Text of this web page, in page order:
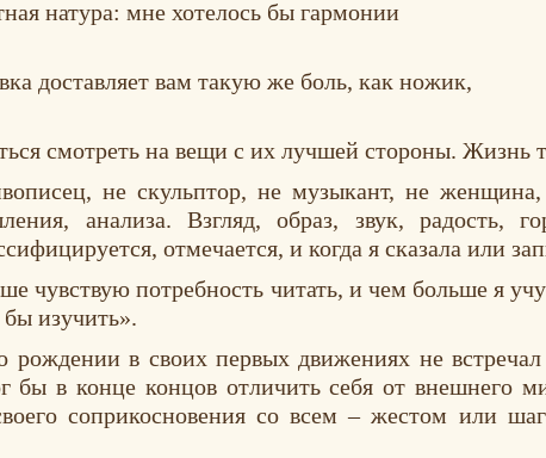
натура: мне хотелось бы гармонии
доставляет вам такую же боль, как ножик,
смотреть на вещи с их лучшей стороны. Жизнь
не скульптор, не музыкант, не
анализа. Взгляд, образ, звук, радость,
отмечается, и когда я сказала или
чувствую потребность читать, и чем больше я
изучить».
в своих первых движениях не
в конце концов отличить себя от внешнего
соприкосновения со всем – жестом или